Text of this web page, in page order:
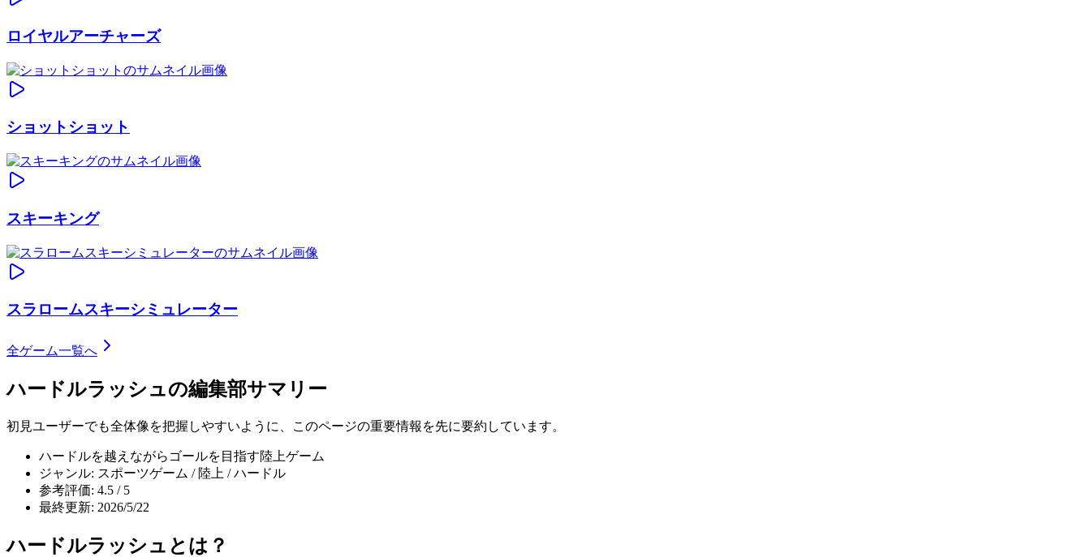
ロイヤルアーチャーズ
ショットショット
スキーキング
スラロームスキーシミュレーター
全ゲーム一覧へ
ハードルラッシュの編集部サマリー
初見ユーザーでも全体像を把握しやすいように、このページの重要情報を先に要約しています。
ハードルを越えながらゴールを目指す陸上ゲーム
ジャンル: スポーツゲーム / 陸上 / ハードル
参考評価: 4.5 / 5
最終更新: 2026/5/22
ハードルラッシュ とは？